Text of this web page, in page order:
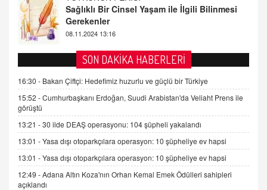
Tezkere Onaylanmasaydı…
2 Kasım 2021 Salı 00:11
AV. DOĞAN CAN DOĞAN
Kişisel verilerin korunması ve dijital hukukun
gelişimi
15.09.2025 16:17
SEHER EREK
Kış Ayları Geldi, Hangi Önlemler Alınmalı?
9.12.2025 10:11
İNCİ GÜL AKÖL
SON DAKİKA HABERLERİ
16:30 - Bakan Çiftçi: Hedefimiz huzurlu ve güçlü bir Türkiye
15:52 -Cumhurbaşkanı Erdoğan, Suudi Arabistan'da Veliaht Prens ile
görüştü
13:21 -30 ilde DEAŞ operasyonu: 104 şüpheli yakalandı
13:01 -Yasa dışı otoparkçılara operasyon: 10 şüpheliye ev hapsi
13:01 -Yasa dışı otoparkçılara operasyon: 10 şüpheliye ev hapsi
12:49 -Adana Altın Koza'nın Orhan Kemal Emek Ödülleri sahipleri
açıklandı